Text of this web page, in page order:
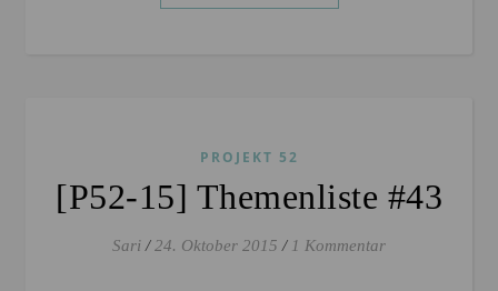
PROJEKT 52
[P52-15] Themenliste #43
Sari / 24. Oktober 2015 / 1 Kommentar